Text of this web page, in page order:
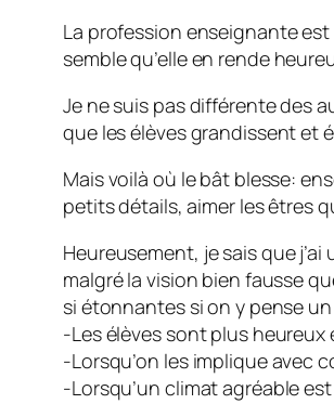
La profession enseignante
semble qu’elle en rende
Je ne suis pas différente des
que les élèves grandissent et
Mais voilà où le bât blesse:
petits détails, aimer les êtres
Heureusement, je sais que
malgré la vision bien fausse
si étonnantes si on y pense
-Les élèves sont plus heureux
-Lorsqu’on les implique avec
-Lorsqu’un climat agréable